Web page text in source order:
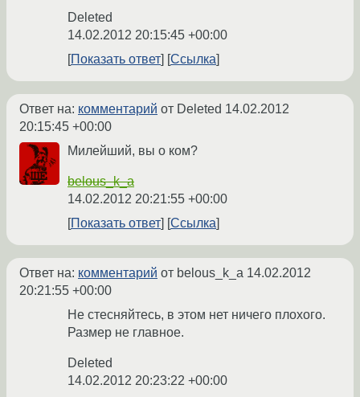
Deleted
14.02.2012 20:15:45 +00:00
Показать ответ
Ссылка
Ответ на: комментарий от Deleted 14.02.2012
20:15:45 +00:00
Милейший, вы о ком?
belous_k_a
14.02.2012 20:21:55 +00:00
Показать ответ
Ссылка
Ответ на: комментарий от belous_k_a 14.02.2012
20:21:55 +00:00
Не стесняйтесь, в этом нет ничего плохого.
Размер не главное.
Deleted
14.02.2012 20:23:22 +00:00